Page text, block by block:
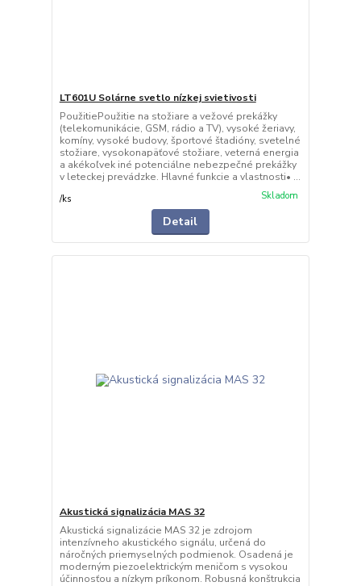
LT601U Solárne svetlo nízkej svietivosti
PoužitiePoužitie na stožiare a vežové prekážky
(telekomunikácie, GSM, rádio a TV), vysoké žeriavy,
komíny, vysoké budovy, športové štadióny, svetelné
stožiare, vysokonapäťové stožiare, veterná energia
a akékoľvek iné potenciálne nebezpečné prekážky
v leteckej prevádzke. Hlavné funkcie a vlastnosti• ...
/ks Skladom
Detail
Akustická signalizácia MAS 32
Akustická signalizácie MAS 32 je zdrojom
intenzívneho akustického signálu, určená do
náročných priemyselných podmienok. Osadená je
moderným piezoelektrickým meničom s vysokou
účinnosťou a nízkym príkonom. Robusná konštrukcia